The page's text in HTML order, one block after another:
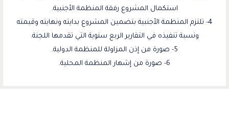
استكمال المشروع رفقة المنظمة الأجنبية.
4- تلتزم المنظمة الأجنبية بتضمين المشروع بدايته ونهايته وقيمته
ونسبة تنفيذه في التقارير الربع سنوية التي تقدمها اللجنة.
5- صورة من إذن المزاولة للمنظمة الدولية.
6- صورة من إشهار المنظمة المحلية.